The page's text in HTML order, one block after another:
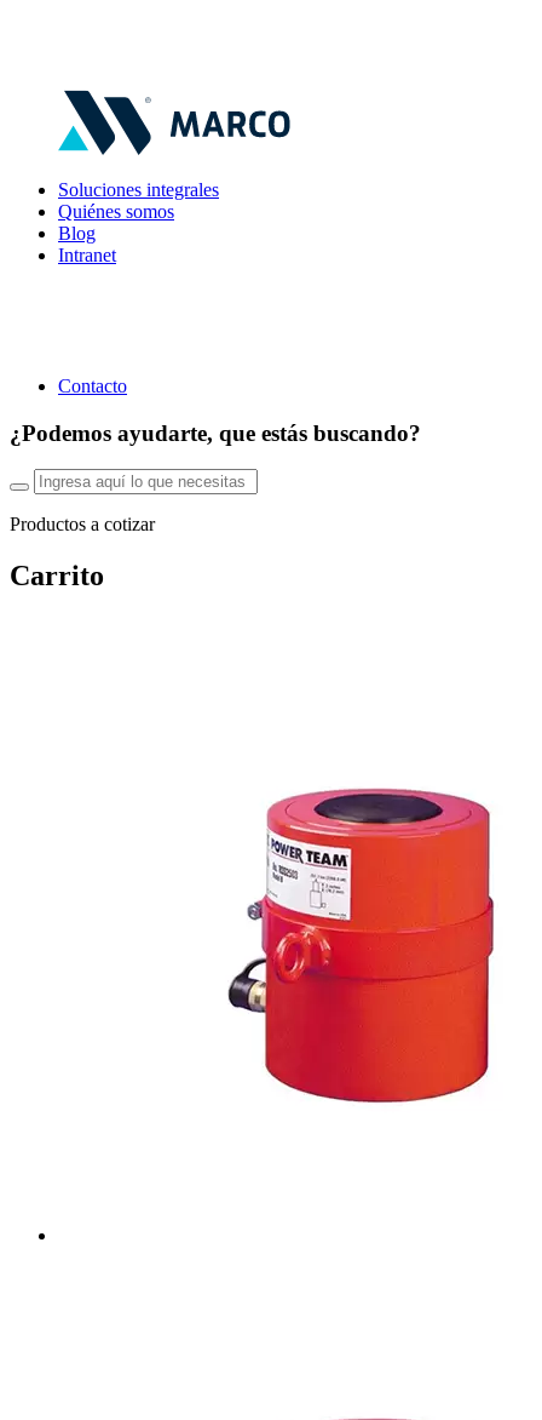
Soluciones integrales
Quiénes somos
Blog
Intranet
Contacto
¿Podemos ayudarte, que estás buscando?
Productos a cotizar
Carrito